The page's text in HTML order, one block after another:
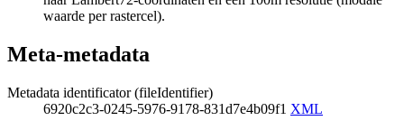
waarde per rastercel).
Meta-metadata
Metadata identificator (fileIdentifier)
6920c2c3-0245-5976-9178-831d7e4b09f1 XML